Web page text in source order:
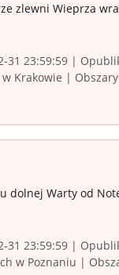
zlewni Wieprza
23:59:59 |
Krakowie |
dolnej Warty od
23:59:59 |
w Poznaniu |